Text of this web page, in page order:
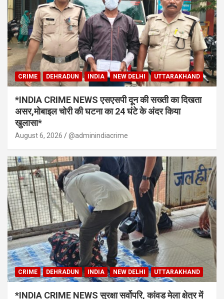
CRIME DEHRADUN INDIA NEW DELHI UTTARAKHAND
*INDIA CRIME NEWS एसएसपी दून की सख्ती का दिखता
असर,मोबाइल चोरी की घटना का 24 घंटे के अंदर किया
खुलासा*
August 6, 2026 @adminindiacrime
CRIME DEHRADUN INDIA NEW DELHI UTTARAKHAND
*INDIA CRIME NEWS सुरक्षा सर्वोपरि, कांवड मेला क्षेत्र में